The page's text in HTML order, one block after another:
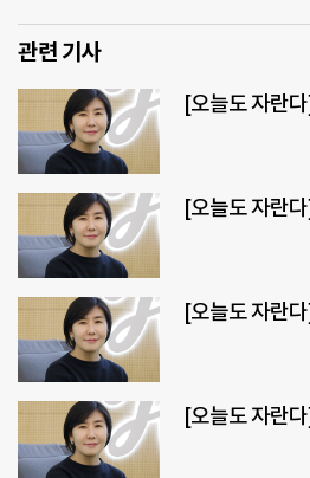
관련 기사
[오늘도 자란
[오늘도 자란
[오늘도 자란
[오늘도 자란